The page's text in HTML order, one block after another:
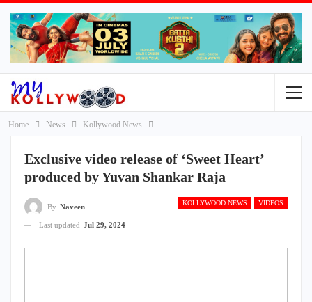
Home News Kollywood News
Exclusive video release of ‘Sweet Heart’
produced by Yuvan Shankar Raja
KOLLYWOOD NEWS VIDEOS
By Naveen
Last updated Jul 29, 2024